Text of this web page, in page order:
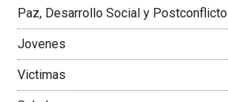
Paz, Desarrollo Social y Postconflicto
Jovenes
Victimas